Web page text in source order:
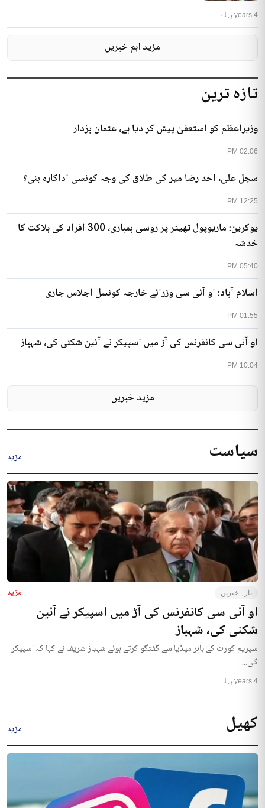
تازہ ترین
02:06 PM
وزیراعظم کو استعفیٰ پیش کر دیا ہے، عثمان بزدار
12:25 PM
سجل علی، احد رضا میر کی طلاق کی وجہ کونسی اداکارہ بنی؟
05:40 PM
یوکرین: ماریوپول تھیٹر پر روسی بمباری، 300 افراد کی ہلاکت کا
خدشہ
01:55 PM
اسلام آباد: او آئی سی وزرائے خارجہ کونسل اجلاس جاری
10:04 PM
او آئی سی کانفرنس کی آڑ میں اسپیکر نے آئین شکنی کی، شہباز
مزید خبریں
4 years پہلے
مزید اہم خبریں
سیاست مزید
تازہ خبریں مزید
او آئی سی کانفرنس کی آڑ میں اسپیکر نے آئین
شکنی کی، شہباز
سپریم کورٹ کے باہر میڈیا سے گفتگو کرتے ہوئے شہباز شریف نے کہا کہ اسپیکر
کی...
4 years پہلے
کھیل مزید